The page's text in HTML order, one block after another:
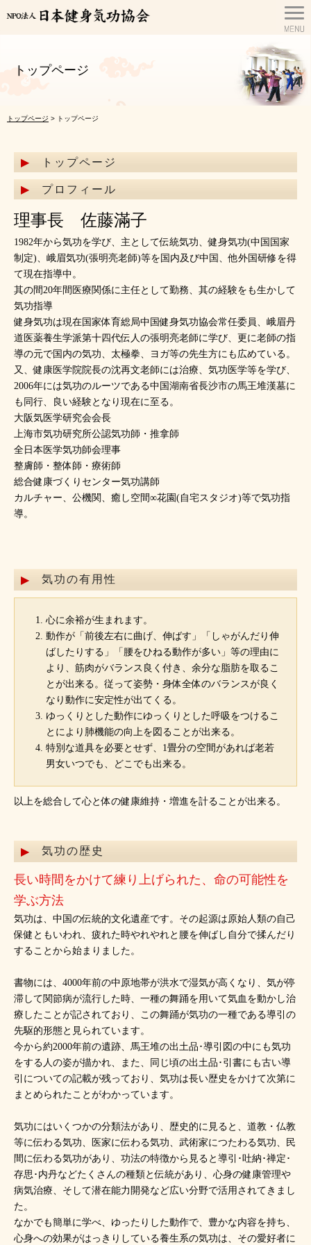
トップページ
トップページ > トップページ
トップページ
プロフィール
理事長 佐藤滿子
1982年から気功を学び、主として伝統気功、健身気功(中国国家
制定)、峨眉気功(張明亮老師)等を国内及び中国、他外国研修を得
て現在指導中。
其の間20年間医療関係に主任として勤務、其の経験をも生かして
気功指導
健身気功は現在国家体育総局中国健身気功協会常任委員、峨眉丹
道医薬養生学派第十四代伝人の張明亮老師に学び、更に老師の指
導の元で国内の気功、太極拳、ヨガ等の先生方にも広めている。
又、健康医学院院長の沈再文老師には治療、気功医学等を学び、
2006年には気功のルーツである中国湖南省長沙市の馬王堆漢墓に
も同行、良い経験となり現在に至る。
大阪気医学研究会会長
上海市気功研究所公認気功師・推拿師
全日本医学気功師会理事
整膚師・整体師・療術師
総合健康づくりセンター気功講師
カルチャー、公機関、癒し空間∞花園(自宅スタジオ)等で気功指
導。
気功の有用性
心に余裕が生まれます。
動作が「前後左右に曲げ、伸ばす」「しゃがんだり伸
ばしたりする」「腰をひねる動作が多い」等の理由に
より、筋肉がバランス良く付き、余分な脂肪を取るこ
とが出来る。従って姿勢・身体全体のバランスが良く
なり動作に安定性が出てくる。
ゆっくりとした動作にゆっくりとした呼吸をつけるこ
とにより肺機能の向上を図ることが出来る。
特別な道具を必要とせず、1畳分の空間があれば老若
男女いつでも、どこでも出来る。
以上を総合して心と体の健康維持・増進を計ることが出来る。
気功の歴史
長い時間をかけて練り上げられた、命の可能性を
学ぶ方法
気功は、中国の伝統的文化遺産です。その起源は原始人類の自己
保健ともいわれ、疲れた時やれやれと腰を伸ばし自分で揉んだり
することから始まりました。
書物には、4000年前の中原地帯が洪水で湿気が高くなり、気が停
滞して関節病が流行した時、一種の舞踊を用いて気血を動かし治
療したことが記されており、この舞踊が気功の一種である導引の
先駆的形態と見られています。
今から約2000年前の遺跡、馬王堆の出土品･導引図の中にも気功
をする人の姿が描かれ、また、同じ頃の出土品･引書にも古い導
引についての記載が残っており、気功は長い歴史をかけて次第に
まとめられたことがわかっています。
気功にはいくつかの分類法があり、歴史的に見ると、道教・仏教
等に伝わる気功、医家に伝わる気功、武術家につたわる気功、民
間に伝わる気功があり、功法の特徴から見ると導引･吐納･禅定･
存思･内丹などたくさんの種類と伝統があり、心身の健康管理や
病気治療、そして潜在能力開発など広い分野で活用されてきまし
た。
なかでも簡単に学べ、ゆったりした動作で、豊かな内容を持ち、
心身への効果がはっきりしている養生系の気功は、その愛好者に